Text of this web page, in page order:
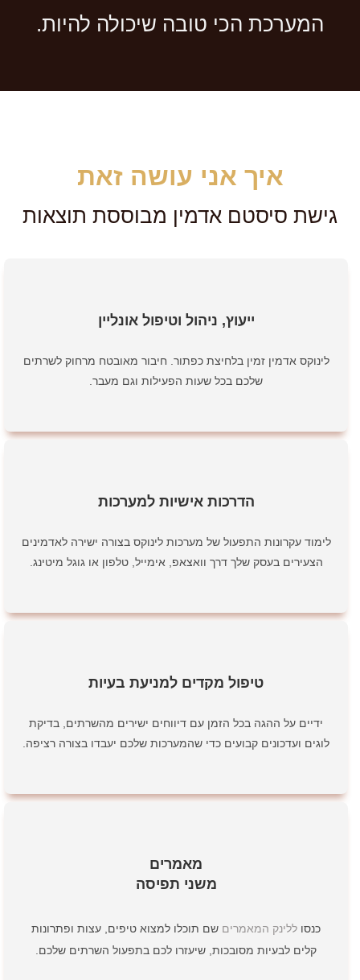
המערכת הכי טובה שיכולה להיות.
איך אני עושה זאת
גישת סיסטם אדמין מבוססת תוצאות
ייעוץ, ניהול וטיפול אונליין
לינוקס אדמין זמין בלחיצת כפתור. חיבור מאובטח מרחוק לשרתים
שלכם בכל שעות הפעילות וגם מעבר.
הדרכות אישיות למערכות
לימוד עקרונות התפעול של מערכות לינוקס בצורה ישירה לאדמינים
הצעירים בעסק שלך דרך וואצאפ, אימייל, טלפון או גוגל מיטינג.
טיפול מקדים למניעת בעיות
ידיים על ההגה בכל הזמן עם דיווחים ישירים מהשרתים, בדיקת
לוגים ועדכונים קבועים כדי שהמערכות שלכם יעבדו בצורה רציפה.
מאמרים
משני תפיסה
כנסו ללינק המאמרים שם תוכלו למצוא טיפים, עצות ופתרונות
קלים לבעיות מסובכות, שיעזרו לכם בתפעול השרתים שלכם.